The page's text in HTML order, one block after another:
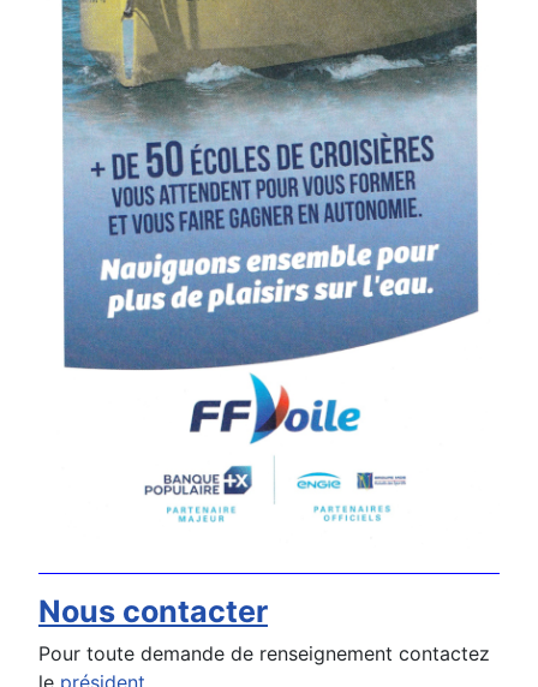
Nous contacter
Pour toute demande de renseignement contactez